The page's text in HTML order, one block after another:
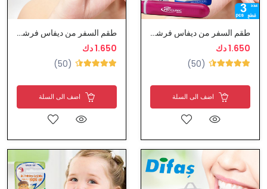
طقم السفر من ديفاس فرشاة اسنان مع معجون للأسنان و علبة
1.650 دك
(50)
اضف الى السلة
طقم السفر من ديفاس فرشاة اسنان مع معجون للأسنان و علبة
1.650 دك
(50)
اضف الى السلة